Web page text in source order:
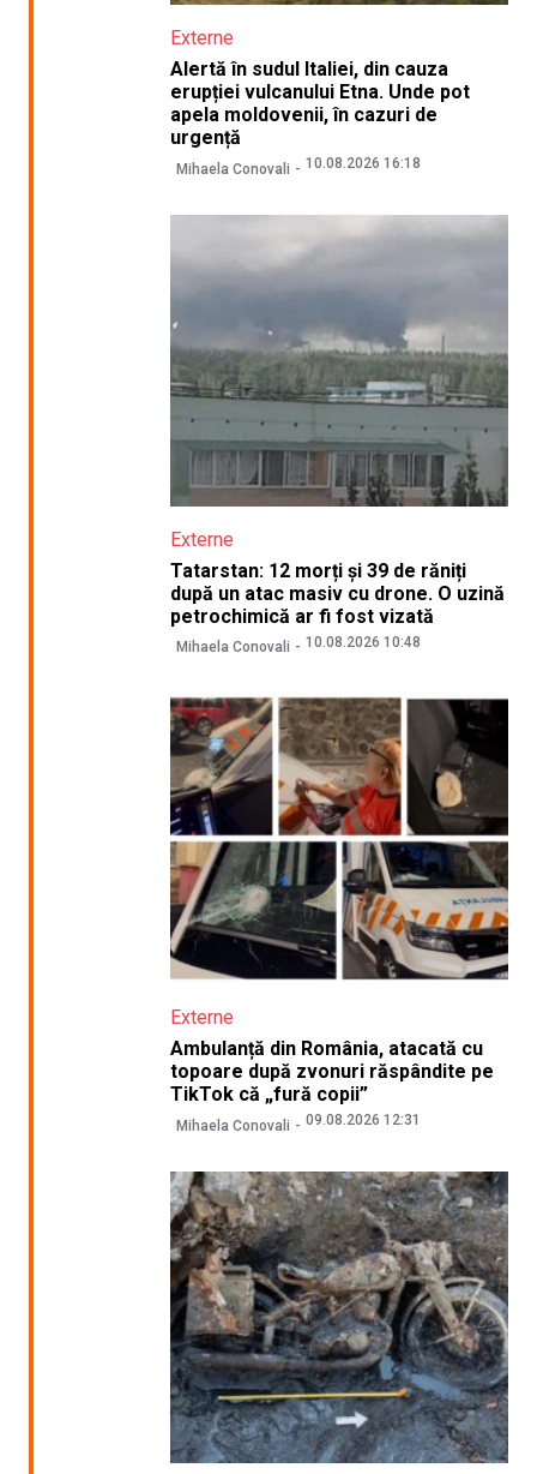
Externe
Alertă în sudul Italiei, din cauza
erupției vulcanului Etna. Unde pot
apela moldovenii, în cazuri de
urgență
Mihaela Conovali 10.08.2026 16:18
Externe
Tatarstan: 12 morți și 39 de răniți
după un atac masiv cu drone. O uzină
petrochimică ar fi fost vizată
Mihaela Conovali 10.08.2026 10:48
Externe
Ambulanță din România, atacată cu
topoare după zvonuri răspândite pe
TikTok că „fură copii”
Mihaela Conovali 09.08.2026 12:31